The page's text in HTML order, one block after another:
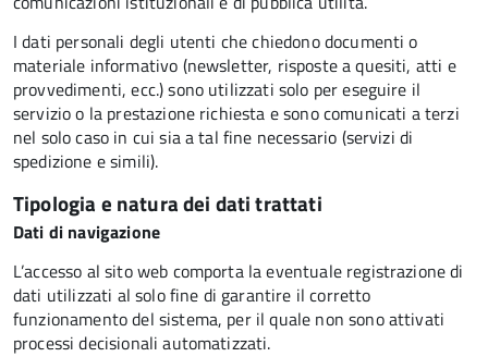
I dati personali degli utenti che chiedono documenti o
materiale informativo (newsletter, risposte a quesiti, atti e
provvedimenti, ecc.) sono utilizzati solo per eseguire il
servizio o la prestazione richiesta e sono comunicati a terzi
nel solo caso in cui sia a tal fine necessario (servizi di
spedizione e simili).
Tipologia e natura dei dati trattati
Dati di navigazione
L’accesso al sito web comporta la eventuale registrazione di
dati utilizzati al solo fine di garantire il corretto
funzionamento del sistema, per il quale non sono attivati
processi decisionali automatizzati.